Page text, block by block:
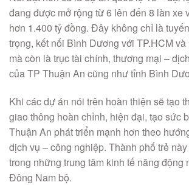
đang được mở rộng từ 6 lên đến 8 làn xe
hơn 1.400 tỷ đồng. Đây không chỉ là
trọng, kết nối Bình Dương với TP.HCM
mà còn là trục tài chính, thương mại –
của TP Thuận An cũng như tỉnh Bình
Khi các dự án nói trên hoàn thiện sẽ tạo
giao thông hoàn chỉnh, hiện đại, tạo sức
Thuận An phát triển mạnh hơn theo
dịch vụ – công nghiệp. Thành phố trẻ
trong những trung tâm kinh tế năng động
Đông Nam bộ.